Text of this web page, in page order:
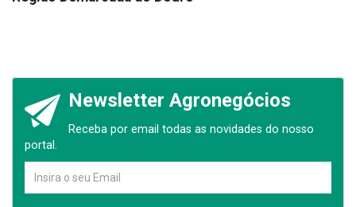
Newsletter Agronegócios
Receba por email todas as novidades do nosso
portal.